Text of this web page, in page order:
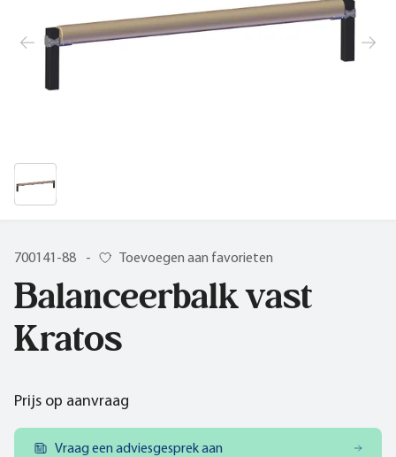
700141-88 - Toevoegen aan favorieten
Balanceerbalk vast
Kratos
Prijs op aanvraag
Vraag een adviesgesprek aan